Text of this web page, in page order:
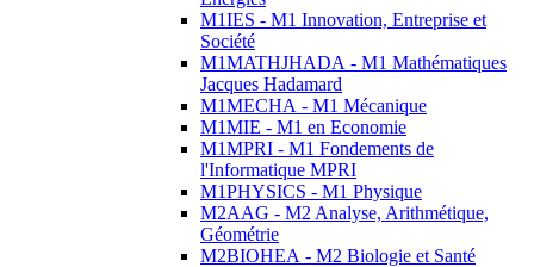
M1IES - M1 Innovation, Entreprise et
Société
M1MATHJHADA - M1 Mathématiques
Jacques Hadamard
M1MECHA - M1 Mécanique
M1MIE - M1 en Economie
M1MPRI - M1 Fondements de
l'Informatique MPRI
M1PHYSICS - M1 Physique
M2AAG - M2 Analyse, Arithmétique,
Géométrie
M2BIOHEA - M2 Biologie et Santé